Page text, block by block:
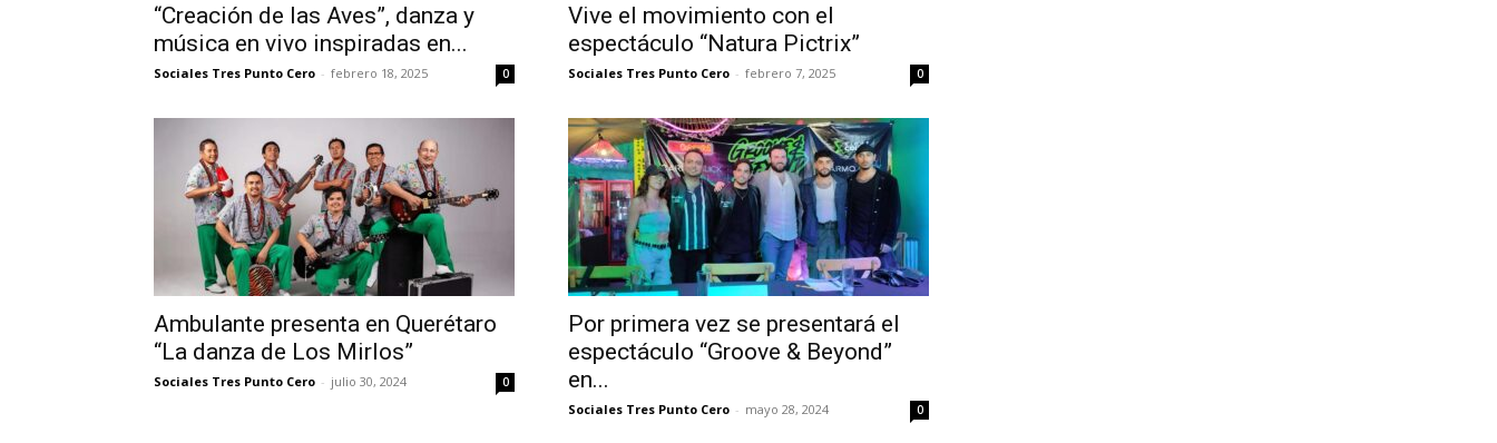
“Creación de las Aves”, danza y
música en vivo inspiradas en...
Sociales Tres Punto Cero - febrero 18, 2025 0
Vive el movimiento con el
espectáculo “Natura Pictrix”
Sociales Tres Punto Cero - febrero 7, 2025 0
Ambulante presenta en Querétaro
“La danza de Los Mirlos”
Sociales Tres Punto Cero - julio 30, 2024 0
Por primera vez se presentará el
espectáculo “Groove & Beyond”
en...
Sociales Tres Punto Cero - mayo 28, 2024 0